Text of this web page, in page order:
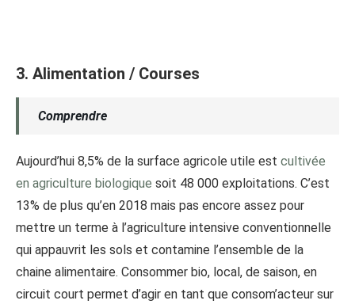
3. Alimentation / Courses
Comprendre
Aujourd’hui 8,5% de la surface agricole utile est cultivée
en agriculture biologique soit 48 000 exploitations. C’est
13% de plus qu’en 2018 mais pas encore assez pour
mettre un terme à l’agriculture intensive conventionnelle
qui appauvrit les sols et contamine l’ensemble de la
chaine alimentaire. Consommer bio, local, de saison, en
circuit court permet d’agir en tant que consom’acteur sur